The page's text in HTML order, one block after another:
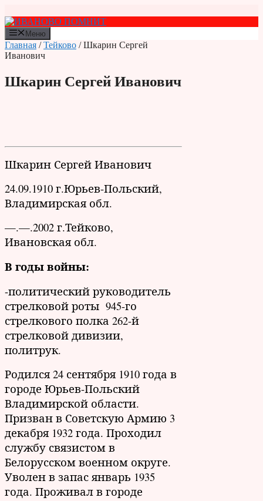
к
содержимому
Меню
Главная /Тейково / Шкарин Сергей
Иванович
Шкарин Сергей Иванович
Шкарин Сергей Иванович
24.09.1910 г.Юрьев-Польский,
Владимирская обл.
—.—.2002 г.Тейково,
Ивановская обл.
В годы войны:
-политический руководитель
стрелковой роты 945-го
стрелкового полка 262-й
стрелковой дивизии,
политрук.
Родился 24 сентября 1910 года в
городе Юрьев-Польский
Владимирской области.
Призван в Советскую Армию 3
декабря 1932 года. Проходил
службу связистом в
Белорусском военном округе.
Уволен в запас январь 1935
года. Проживал в городе